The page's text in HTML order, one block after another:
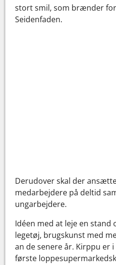
stort smil, som brænder
Seidenfaden.
Derudover skal der
medarbejdere på deltid
ungarbejdere.
Idéen med at leje en
legetøj, brugskunst med
an de senere år. Kirppu er
første